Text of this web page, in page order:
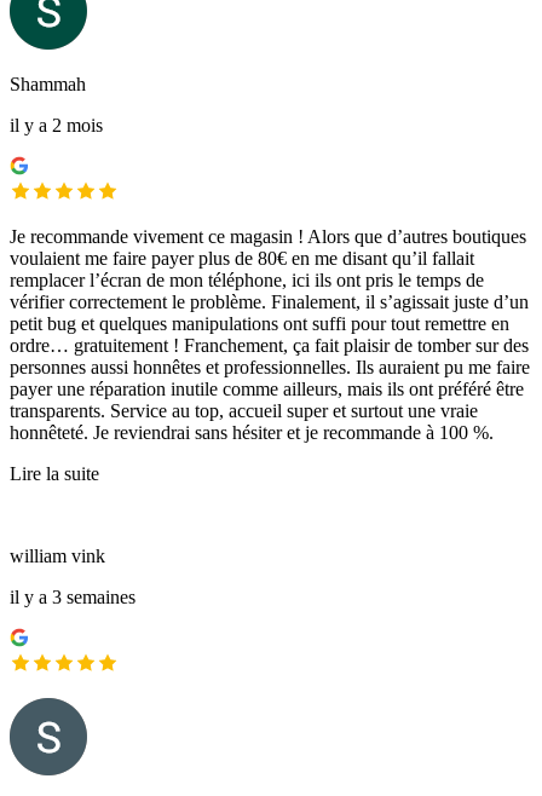
Shammah
il y a 2 mois
Je recommande vivement ce magasin ! Alors que d’autres boutiques
voulaient me faire payer plus de 80€ en me disant qu’il fallait
remplacer l’écran de mon téléphone, ici ils ont pris le temps de
vérifier correctement le problème. Finalement, il s’agissait juste d’un
petit bug et quelques manipulations ont suffi pour tout remettre en
ordre… gratuitement ! Franchement, ça fait plaisir de tomber sur des
personnes aussi honnêtes et professionnelles. Ils auraient pu me faire
payer une réparation inutile comme ailleurs, mais ils ont préféré être
transparents. Service au top, accueil super et surtout une vraie
honnêteté. Je reviendrai sans hésiter et je recommande à 100 %.
Lire la suite
william vink
il y a 3 semaines